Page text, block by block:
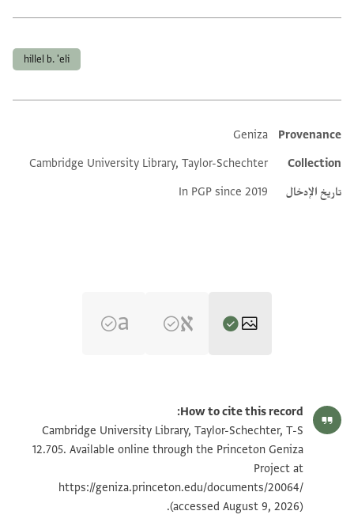
hillel b. 'eli
Additional metadata
Provenance
Geniza
Collection
Cambridge University Library, Taylor-Schechter
تاريخ الإدخال
In PGP since 2019
T-S 12.705 1v تكبير و تدوير
بيان أذونات الصورة
How to cite this record:
Cambridge University Library, Taylor-Schechter, T-S
12.705. Available online through the Princeton Geniza
Project at
https://geniza.princeton.edu/documents/20064/
(accessed August 9, 2026).